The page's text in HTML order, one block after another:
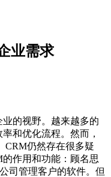
业需求
的视野。越来越多的
和优化流程。然而，
CRM仍然存在很多疑
作用和功能：顾名思
司管理客户的软件。但